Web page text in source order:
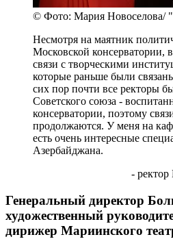
© Фото: Мария Новоселова/
Несмотря на маятник
Московской консерватории,
связи с творческими
которые раньше были
сих пор почти все ректоры
Советского союза -
консерватории, поэтому
продолжаются. У меня на
есть очень интересные
Азербайджана.
- ректор
Генеральный директор
художественный
дирижер Мариинского